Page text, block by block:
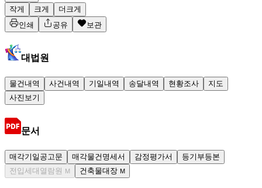
작게
크게
더크게
인쇄
공유 보관
대법원
물건내역 사건내역 기일내역 송달내역 현황조사
지도
사진보기
문서
매각기일공고문 매각물건명세서 감정평가서
등기부등본
전입세대열람원
M 건축물대장 M